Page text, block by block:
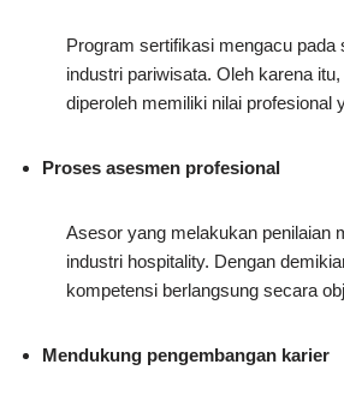
Program sertifikasi mengacu pada
industri pariwisata. Oleh karena
diperoleh memiliki nilai profesional
Proses asesmen profesional
Asesor yang melakukan penilaian
industri hospitality. Dengan
kompetensi berlangsung secara
Mendukung pengembangan karier